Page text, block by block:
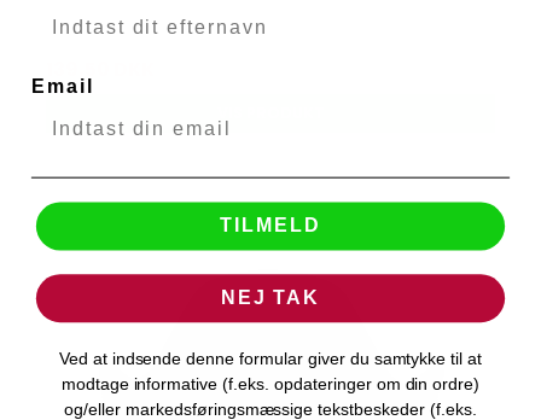
279,00 DKK
Email
TILMELD
NEJ TAK
Ved at indsende denne formular giver du samtykke til at
modtage informative (f.eks. opdateringer om din ordre)
og/eller markedsføringsmæssige tekstbeskeder (f.eks.